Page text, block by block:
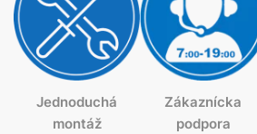
Jednoduchá
montáž
Zákaznícka
podpora